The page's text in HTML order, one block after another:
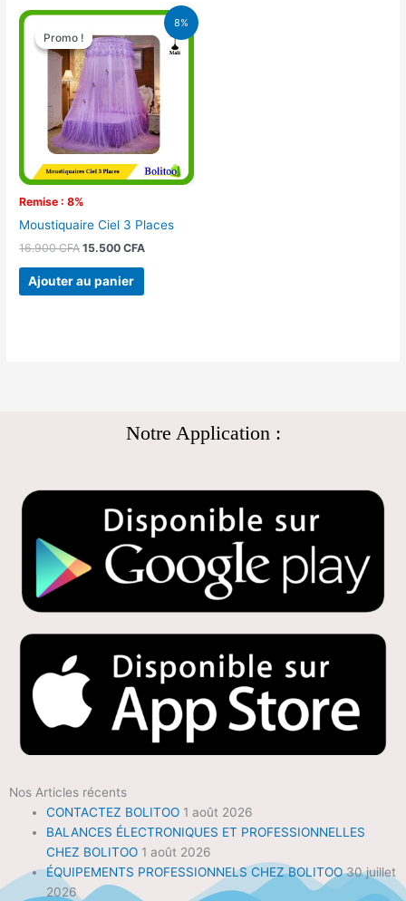
8%
Promo !
Remise : 8%
Promo !
Moustiquaire Ciel 3 Places
16.900CFA
Le
prix
initial
était :
16.900 CFA.
15.500CFA
Le
prix
actuel
15.500 CFA.
Ajouter au panier
Notre Application :
Nos Articles récents
CONTACTEZ BOLITOO 1 août 2026
BALANCES ÉLECTRONIQUES ET PROFESSIONNELLES
CHEZ BOLITOO 1 août 2026
ÉQUIPEMENTS PROFESSIONNELS CHEZ BOLITOO 30 juillet
2026